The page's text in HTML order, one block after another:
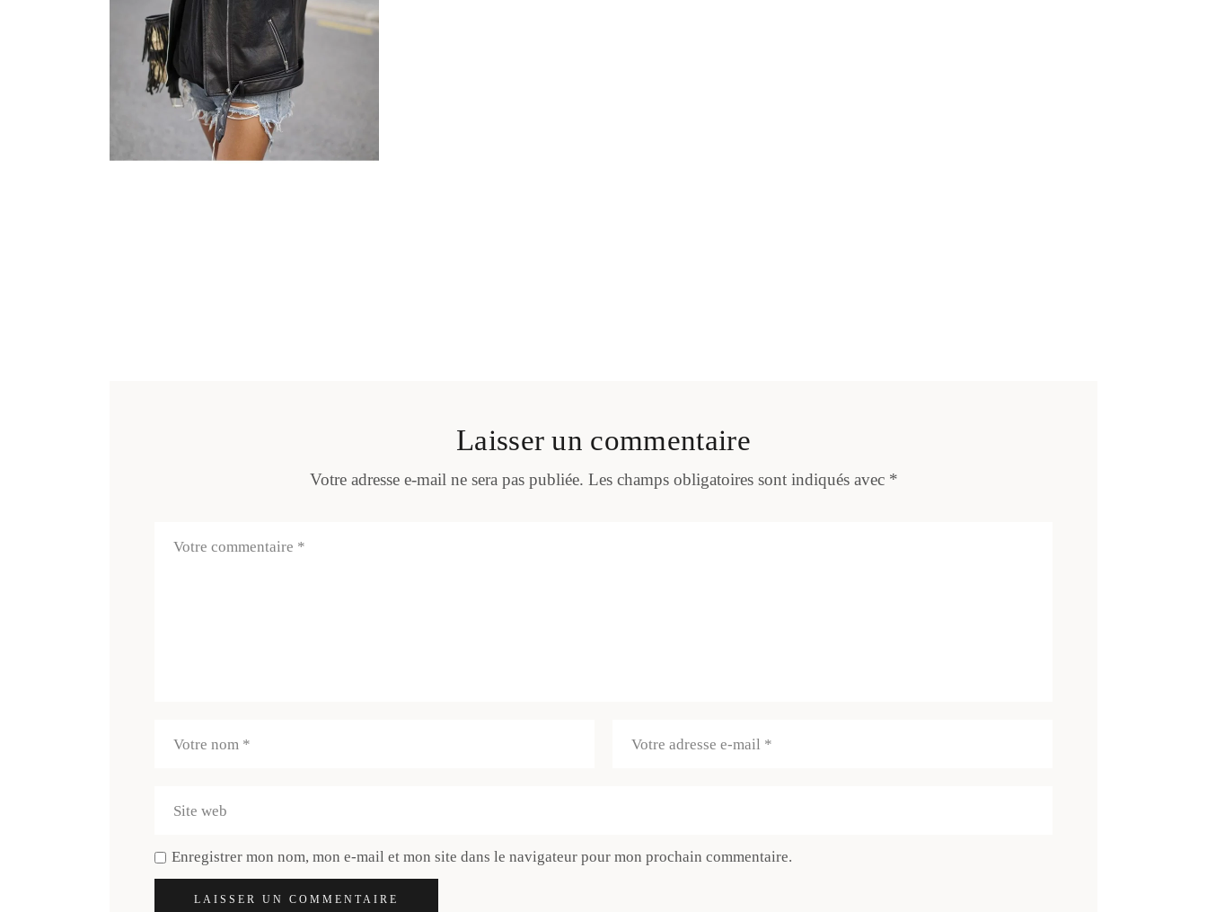
Laisser un commentaire
Votre adresse e-mail ne sera pas publiée. Les champs obligatoires sont indiqués avec *
Enregistrer mon nom, mon e-mail et mon site dans le navigateur pour mon prochain commentaire.
LAISSER UN COMMENTAIRE